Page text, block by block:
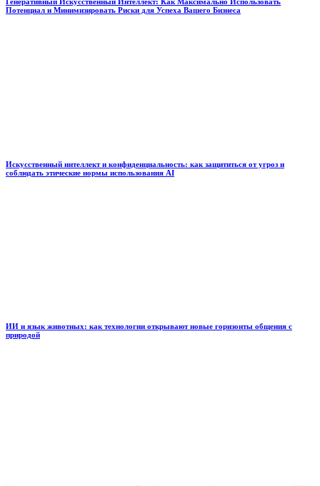
Потенциал и Минимизировать Риски для Успеха Вашего Бизнеса
Искусственный интеллект и конфиденциальность: как защититься от угроз и
соблюдать этические нормы использования AI
ИИ и язык животных: как технологии открывают новые горизонты общения с
природой